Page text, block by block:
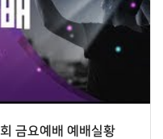
금요예배 예배실황